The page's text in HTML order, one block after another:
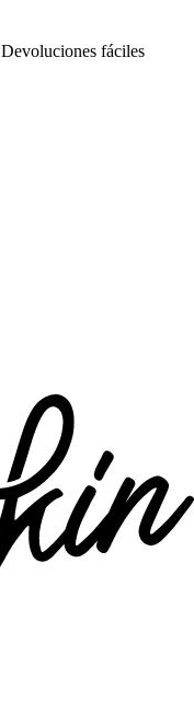
Devoluciones fáciles